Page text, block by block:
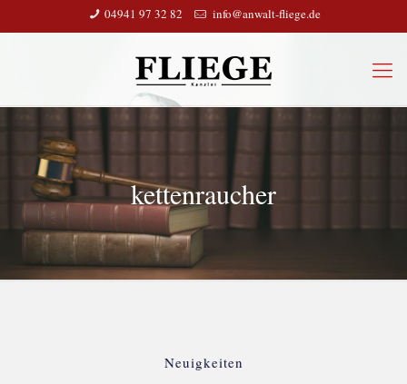
04941 97 32 82 info@anwalt-fliege.de
kettenraucher
Neuigkeiten